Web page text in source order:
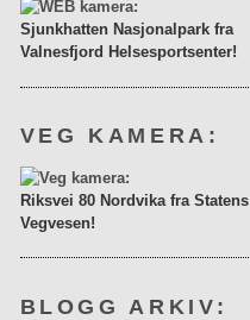
Sjunkhatten Nasjonalpark fra
Valnesfjord Helsesportsenter!
VEG KAMERA:
Riksvei 80 Nordvika fra Statens
Vegvesen!
BLOGG ARKIV: